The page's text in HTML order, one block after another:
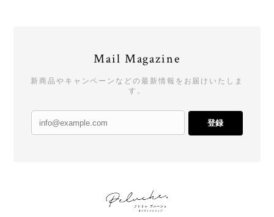
Mail Magazine
新商品やキャンペーンなどの最新情報をお届けいたしま
す。
登録